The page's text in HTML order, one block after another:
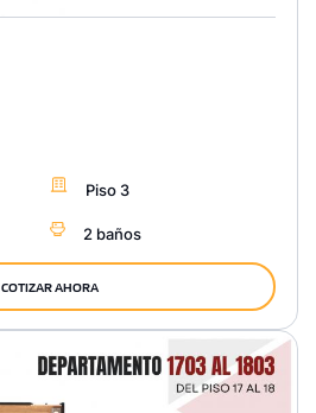
Piso 3
2 baños
COTIZAR AHORA